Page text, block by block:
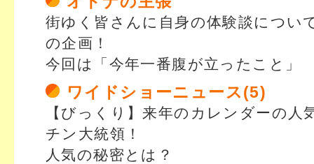
街ゆく皆さんに自身の体験談につい
の企画！
今回は「今年一番腹が立ったこと」
ワイドショーニュース(5)
【びっくり】来年のカレンダーの人
チン大統領！
人気の秘密とは？